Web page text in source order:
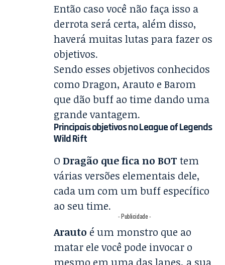
Então caso você não faça isso a
derrota será certa, além disso,
haverá muitas lutas para fazer os
objetivos.
Sendo esses objetivos conhecidos
como Dragon, Arauto e Barom
que dão buff ao time dando uma
grande vantagem.
Principais objetivos no League of Legends
Wild Rift
ODragão que fica no BOT tem
várias versões elementais dele,
cada um com um buff específico
ao seu time.
- Publicidade -
Arauto é um monstro que ao
matar ele você pode invocar o
mesmo em uma das lanes, a sua